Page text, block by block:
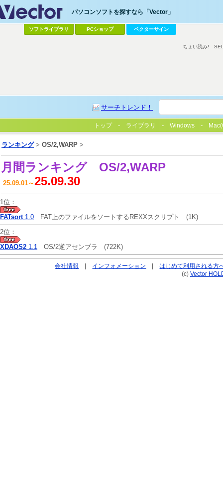
パソコンソフトを探すなら「Vector」
ソフトライブラリ PCショップ ベクターサイン
サーチトレンド！
ちょい読み!
トップ ライブラリ Windows
ランキング> OS/2,WARP >
月間ランキング OS/2,WARP
25.09.01～25.09.30
1位：
FATsort1.0 FAT上のファイルをソートするREXXスクリプト (1K)
2位：
XDAOS2 1.1 OS/2逆アセンブラ (722K)
会社情報 | インフォメーション |はじめて利用される方
(c) Vector